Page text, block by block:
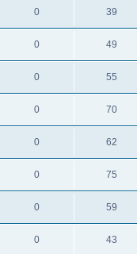
0 39
0 49
0 55
0 70
0 62
0 75
0 59
0 43